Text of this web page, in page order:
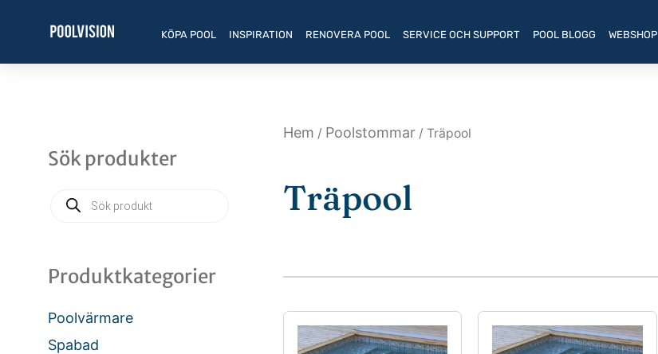
KÖPA POOL INSPIRATION RENOVERA POOL SERVICE OCH SUPPORT POOL BLOGG WEBSHOP
Sök produkter
search
Produktkategorier
Poolvärmare
Spabad
Hem / Poolstommar/ Träpool
Träpool